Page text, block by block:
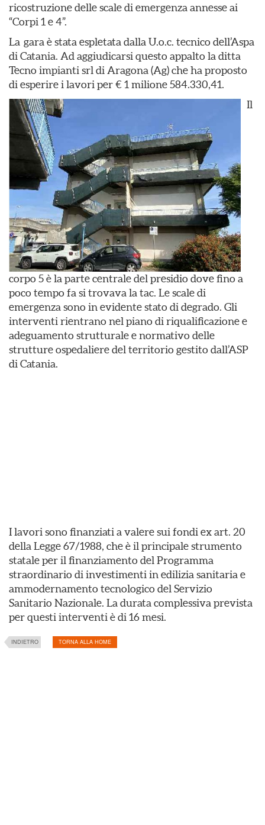
ricostruzione delle scale di emergenza annesse ai
“Corpi 1 e 4”.
La gara è stata espletata dalla U.o.c. tecnico dell’Aspa
di Catania. Ad aggiudicarsi questo appalto la ditta
Tecno impianti srl di Aragona (Ag) che ha proposto
di esperire i lavori per € 1 milione 584.330,41.
Il
corpo 5 è la parte centrale del presidio dove fino a
poco tempo fa si trovava la tac. Le scale di
emergenza sono in evidente stato di degrado. Gli
interventi rientrano nel piano di riqualificazione e
adeguamento strutturale e normativo delle
strutture ospedaliere del territorio gestito dall’ASP
di Catania.
I lavori sono finanziati a valere sui fondi ex art. 20
della Legge 67/1988, che è il principale strumento
statale per il finanziamento del Programma
straordinario di investimenti in edilizia sanitaria e
ammodernamento tecnologico del Servizio
Sanitario Nazionale. La durata complessiva prevista
per questi interventi è di 16 mesi.
INDIETRO TORNA ALLA HOME